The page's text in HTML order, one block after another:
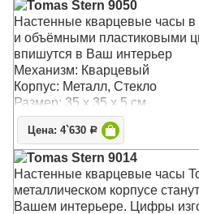
Tomas Stern 9050
Настенные кварцевые часы в
и объёмными пластиковыми
впишутся в Ваш интерьер
Механизм: Кварцевый
Корпус: Металл, Стекло
Размер: 35 х 35 х 5 см
Цена: 4`630 Р
Tomas Stern 9014
Настенные кварцевые часы
металлическом корпусе
Вашем интерьере. Цифры